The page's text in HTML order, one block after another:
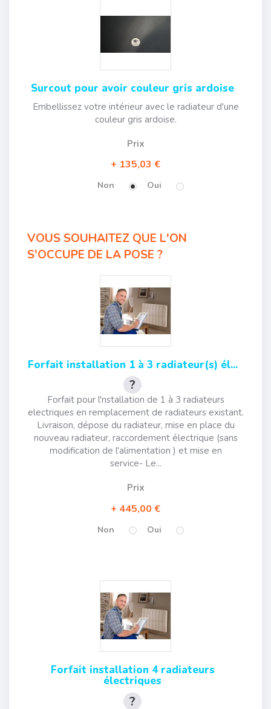
Surcout pour avoir couleur gris ardoise
Embellissez votre intérieur avec le radiateur d'une
couleur gris ardoise.
Prix
135,03 €
Non Oui
VOUS SOUHAITEZ QUE L'ON
S'OCCUPE DE LA POSE ?
Forfait installation 1 à 3 radiateur(s) él...
Forfait pour l'nstallation de 1 à 3 radiateurs
electriques en remplacement de radiateurs existant.
Livraison, dépose du radiateur, mise en place du
nouveau radiateur, raccordement électrique (sans
modification de l'alimentation ) et mise en
service- Le...
Prix
445,00 €
Non Oui
Forfait installation 4 radiateurs
électriques